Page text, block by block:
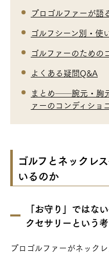
プロゴルファーが語
ゴルフシーン別・使
ゴルファーのための
よくある疑問Q&A
まとめ──腕元・胸
ァーのコンディショ
ゴルフとネックレ
いるのか
「お守り」では
クセサリーという
プロゴルファーがネック